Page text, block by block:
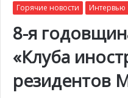
Горячие новости Интервью
8-я
«Клуба
резидентов